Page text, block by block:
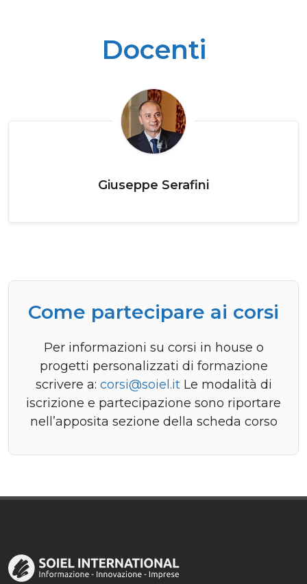
Docenti
Giuseppe Serafini
Come partecipare ai corsi
Per informazioni su corsi in house o
progetti personalizzati di formazione
scrivere a: corsi@soiel.itLe modalità di
iscrizione e partecipazione sono riportare
nell’apposita sezione della scheda corso